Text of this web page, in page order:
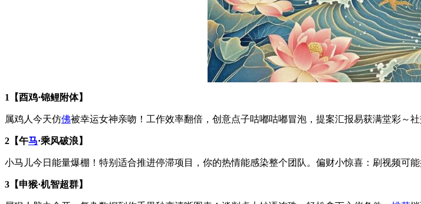
1【酉鸡·锦鲤附体】
属鸡人今天仿佛被幸运女神亲吻！工作效率翻倍，创意点子咕嘟咕嘟冒泡，提案汇报易获满堂彩～
2【午马·乘风破浪】
小马儿今日能量爆棚！特别适合推进停滞项目，你的热情能感染整个团队。偏财小惊喜：刷视频可
3【申猴·机智超群】